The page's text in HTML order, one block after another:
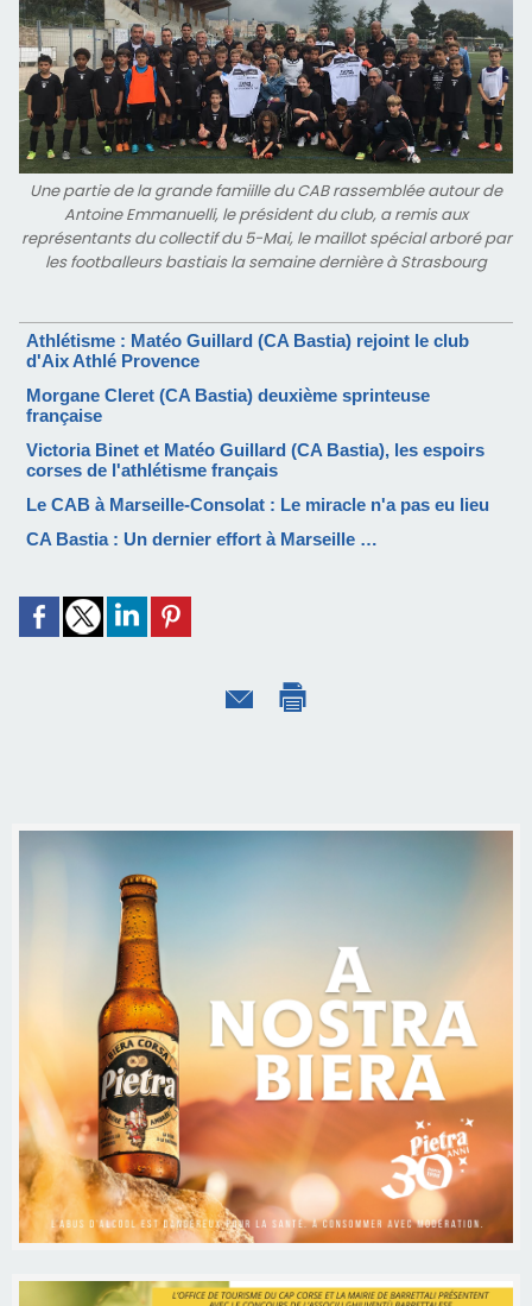
Une partie de la grande famiille du CAB rassemblée autour de
Antoine Emmanuelli, le président du club, a remis aux
représentants du collectif du 5-Mai, le maillot spécial arboré par
les footballeurs bastiais la semaine dernière à Strasbourg
Athlétisme : Matéo Guillard (CA Bastia) rejoint le club
d'Aix Athlé Provence
Morgane Cleret (CA Bastia) deuxième sprinteuse
française
Victoria Binet et Matéo Guillard (CA Bastia), les espoirs
corses de l'athlétisme français
Le CAB à Marseille-Consolat : Le miracle n'a pas eu lieu
CA Bastia : Un dernier effort à Marseille …